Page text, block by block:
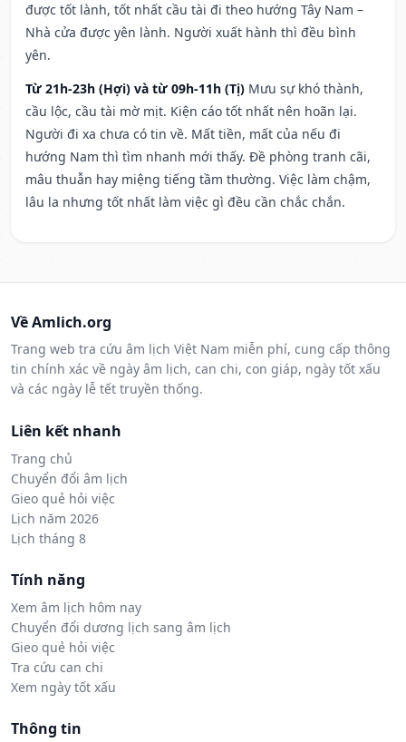
được tốt lành, tốt nhất cầu tài đi theo hướng Tây Nam –
Nhà cửa được yên lành. Người xuất hành thì đều bình
yên.
Từ 21h-23h (Hợi) và từ 09h-11h (Tị) Mưu sự khó thành,
cầu lộc, cầu tài mờ mịt. Kiện cáo tốt nhất nên hoãn lại.
Người đi xa chưa có tin về. Mất tiền, mất của nếu đi
hướng Nam thì tìm nhanh mới thấy. Đề phòng tranh cãi,
mâu thuẫn hay miệng tiếng tầm thường. Việc làm chậm,
lâu la nhưng tốt nhất làm việc gì đều cần chắc chắn.
Về Amlich.org
Trang web tra cứu âm lịch Việt Nam miễn phí, cung cấp thông
tin chính xác về ngày âm lịch, can chi, con giáp, ngày tốt xấu
và các ngày lễ tết truyền thống.
Liên kết nhanh
Trang chủ
Chuyển đổi âm lịch
Gieo quẻ hỏi việc
Lịch năm 2026
Lịch tháng 8
Tính năng
Xem âm lịch hôm nay
Chuyển đổi dương lịch sang âm lịch
Gieo quẻ hỏi việc
Tra cứu can chi
Xem ngày tốt xấu
Thông tin